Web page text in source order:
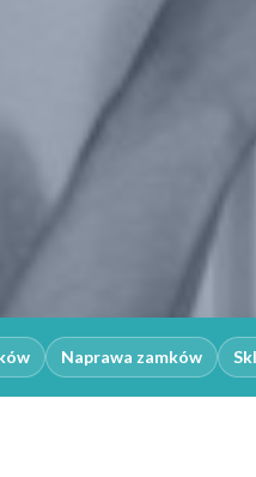
Naprawa zamków